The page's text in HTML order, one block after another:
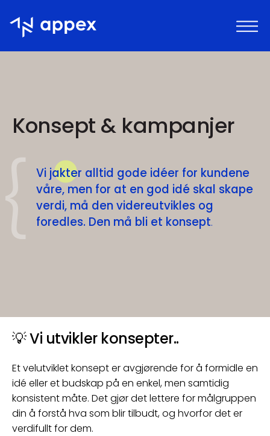
Appex
Konsept & kampanjer
Vi jakter alltid gode idéer for kundene
våre, men for at en god idé skal skape
verdi, må den videreutvikles og
foredles. Den må bli et konsept.
💡 Vi utvikler konsepter..
Et velutviklet konsept er avgjørende for å formidle en
idé eller et budskap på en enkel, men samtidig
konsistent måte. Det gjør det lettere for målgruppen
din å forstå hva som blir tilbudt, og hvorfor det er
verdifullt for dem.